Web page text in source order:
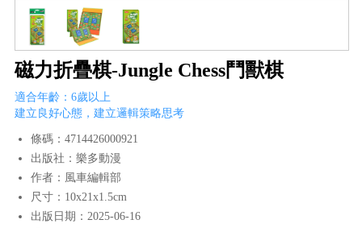
磁力折疊棋-Jungle Chess鬥獸棋
適合年齡：6歲以上
​建立良好心態，建立邏輯策略思考
條碼：4714426000921
出版社：樂多動漫
作者：風車編輯部
尺寸：10x21x1.5cm
出版日期：2025-06-16